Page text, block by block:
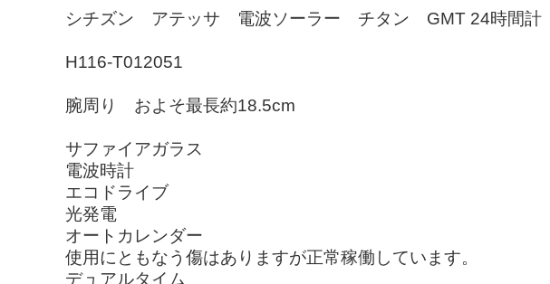
シチズン アテッサ 電波ソーラー チタン GMT 24時間計
H116-T012051
腕周り およそ最長約18.5cm
サファイアガラス
電波時計
エコドライブ
光発電
オートカレンダー
使用にともなう傷はありますが正常稼働しています。
デュアルタイム